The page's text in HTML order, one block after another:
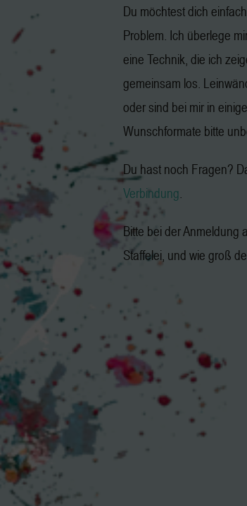
Du möchtest dich
Problem. Ich überlege
eine Technik, die ich
gemeinsam los.
oder sind bei mir in
Wunschformate bitte
Du hast noch Fragen?
Verbindung
Bitte bei der Anmeldung
Staffelei, und wie groß